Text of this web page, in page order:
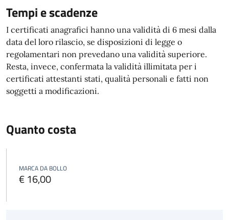
Tempi e scadenze
I certificati anagrafici hanno una validità di 6 mesi dalla
data del loro rilascio, se disposizioni di legge o
regolamentari non prevedano una validità superiore.
Resta, invece, confermata la validità illimitata per i
certificati attestanti stati, qualità personali e fatti non
soggetti a modificazioni.
Quanto costa
MARCA DA BOLLO
€ 16,00